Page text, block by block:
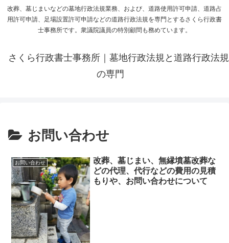
改葬、墓じまいなどの墓地行政法規業務、および、道路使用許可申請、道路占
用許可申請、足場設置許可申請などの道路行政法規を専門とするさくら行政書
士事務所です。衆議院議員の特別顧問も務めています。
さくら行政書士事務所｜墓地行政法規と道路行政法規
の専門
お問い合わせ
お問い合わせ
改葬、墓じまい、無縁墳墓改葬な
どの代理、代行などの費用の見積
もりや、お問い合わせについて